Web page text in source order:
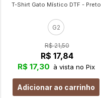
T-Shirt Gato Místico DTF - Preto
G2
R$ 21,50
R$ 17,84
R$ 17,30 à vista no Pix
Adicionar ao carrinho